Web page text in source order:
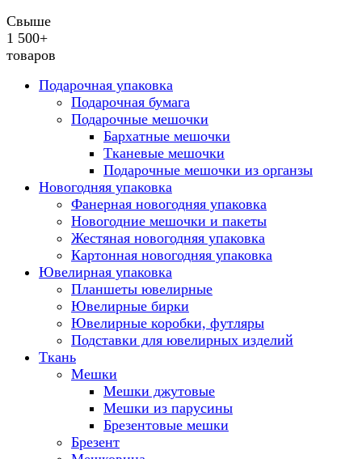
Свыше
1 500+
товаров
Подарочная упаковка
Подарочная бумага
Подарочные мешочки
Бархатные мешочки
Тканевые мешочки
Подарочные мешочки из органзы
Новогодняя упаковка
Фанерная новогодняя упаковка
Новогодние мешочки и пакеты
Жестяная новогодняя упаковка
Картонная новогодняя упаковка
Ювелирная упаковка
Планшеты ювелирные
Ювелирные бирки
Ювелирные коробки, футляры
Подставки для ювелирных изделий
Ткань
Мешки
Мешки джутовые
Мешки из парусины
Брезентовые мешки
Брезент